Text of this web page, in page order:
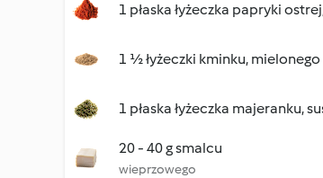
1 płaska łyżeczka papryki
1 ½ łyżeczki kminku, mielonego
1 płaska łyżeczka majeranku,
20 - 40 g smalcu
wieprzowego